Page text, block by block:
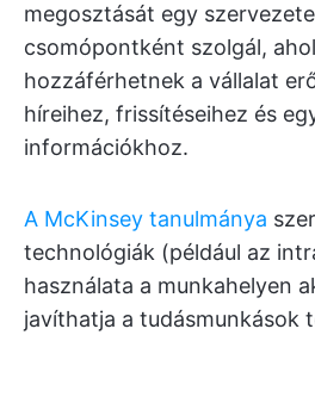
megosztását egy
csomópontként szolgál,
hozzáférhetnek a vállalat
híreihez, frissítéseihez és
információkhoz.
A McKinsey tanulmánya
technológiák (például az
használata a munkahelyen
javíthatja a tudásmunkások